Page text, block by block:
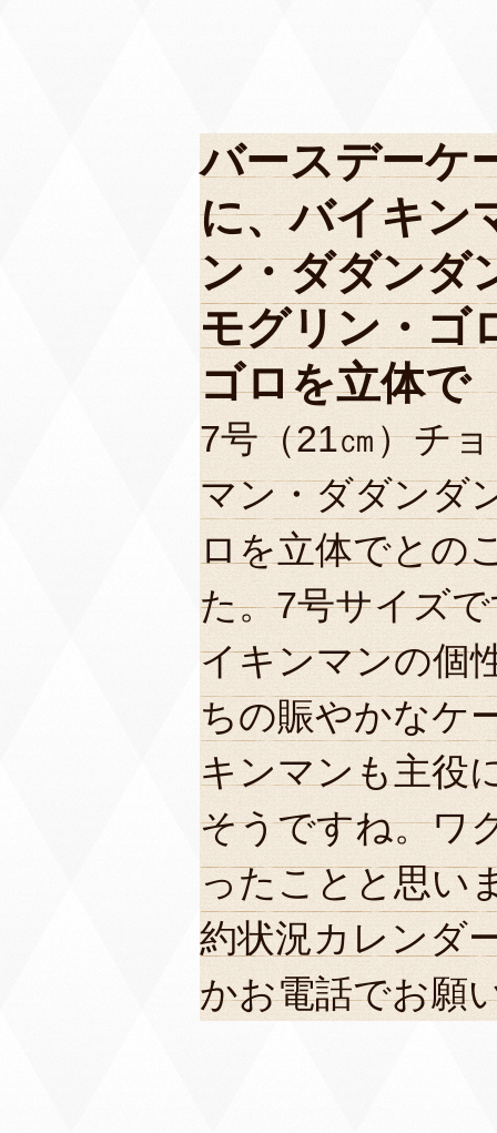
バースデーケ
に、バイキン
ン・ダダンダ
モグリン・ゴ
ゴロを立体で
7号（21㎝）チ
マン・ダダンダ
ロを立体でとの
た。7号サイズ
イキンマンの個
ちの賑やかなケ
キンマンも主役
そうですね。ワ
ったことと思い
約状況カレンダ
かお電話でお願